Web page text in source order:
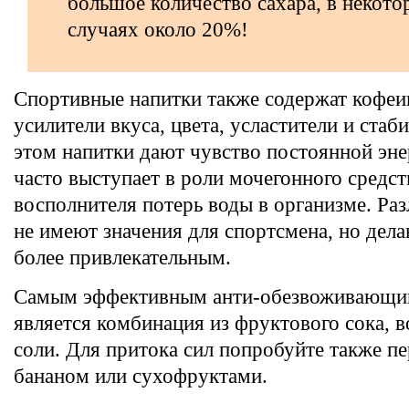
случаях около 20%!
Спортивные напитки также содержат
усилители вкуса, цвета, усластители и
этом напитки дают чувство постоянной
часто выступает в роли мочегонного
восполнителя потерь воды в организме.
не имеют значения для спортсмена, но
более привлекательным.
Самым эффективным анти-
является комбинация из фруктового сока,
соли. Для притока сил попробуйте также
бананом или сухофруктами.